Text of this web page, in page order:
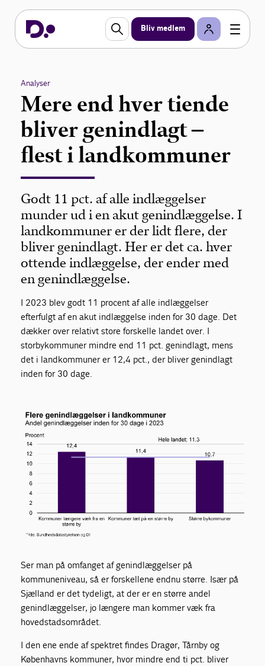
Bliv medlem
Analyser
Mere end hver tiende
bliver genindlagt –
flest i landkommuner
Godt 11 pct. af alle indlæggelser
munder ud i en akut genindlæggelse. I
landkommuner er der lidt flere, der
bliver genindlagt. Her er det ca. hver
ottende indlæggelse, der ender med
en genindlæggelse.
I 2023 blev godt 11 procent af alle indlæggelser
efterfulgt af en akut indlæggelse inden for 30 dage. Det
dækker over relativt store forskelle landet over. I
storbykommuner mindre end 11 pct. genindlagt, mens
det i landkommuner er 12,4 pct., der bliver genindlagt
inden for 30 dage.
Ser man på omfanget af genindlæggelser på
kommuneniveau, så er forskellene endnu større. Især på
Sjælland er det tydeligt, at der er en større andel
genindlæggelser, jo længere man kommer væk fra
hovedstadsområdet.
I den ene ende af spektret findes Dragør, Tårnby og
Københavns kommuner, hvor mindre end ti pct. bliver